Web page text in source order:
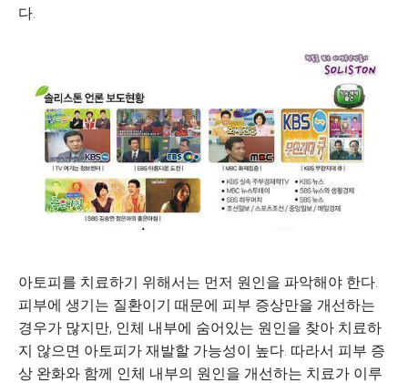
다.
아토피를 치료하기 위해서는 먼저 원인을 파악해야 한다.
피부에 생기는 질환이기 때문에 피부 증상만을 개선하는
경우가 많지만, 인체 내부에 숨어있는 원인을 찾아 치료하
지 않으면 아토피가 재발할 가능성이 높다. 따라서 피부 증
상 완화와 함께 인체 내부의 원인을 개선하는 치료가 이루